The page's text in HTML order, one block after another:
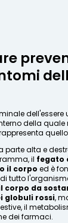
dell'essere
della quale
parte alta e
il fegato
il corpo ed è
tutto
corpo da
globuli rossi,
il
dei farmaci.